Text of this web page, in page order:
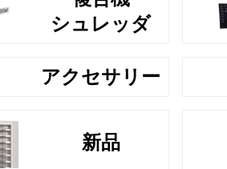
シュレッダ
アクセサリー
新品